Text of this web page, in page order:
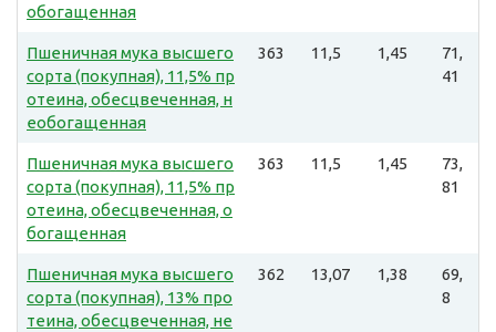
обогащенная
Пшеничная мука высшего
сорта (покупная), 11,5% пр
отеина, обесцвеченная, н
еобогащенная
363 11,5 1,45
71,
41
Пшеничная мука высшего
сорта (покупная), 11,5% пр
отеина, обесцвеченная, о
богащенная
363 11,5 1,45
73,
81
Пшеничная мука высшего
сорта (покупная), 13% про
теина, обесцвеченная, не
362 13,07 1,38
69,
8